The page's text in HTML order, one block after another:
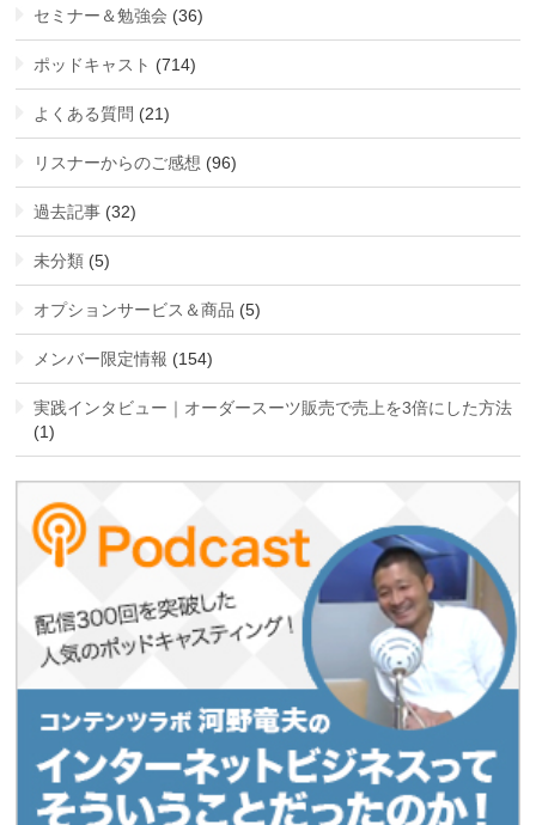
セミナー＆勉強会 (36)
ポッドキャスト (714)
よくある質問 (21)
リスナーからのご感想 (96)
過去記事 (32)
未分類 (5)
オプションサービス＆商品 (5)
メンバー限定情報 (154)
実践インタビュー｜オーダースーツ販売で売上を3倍にした方法
(1)